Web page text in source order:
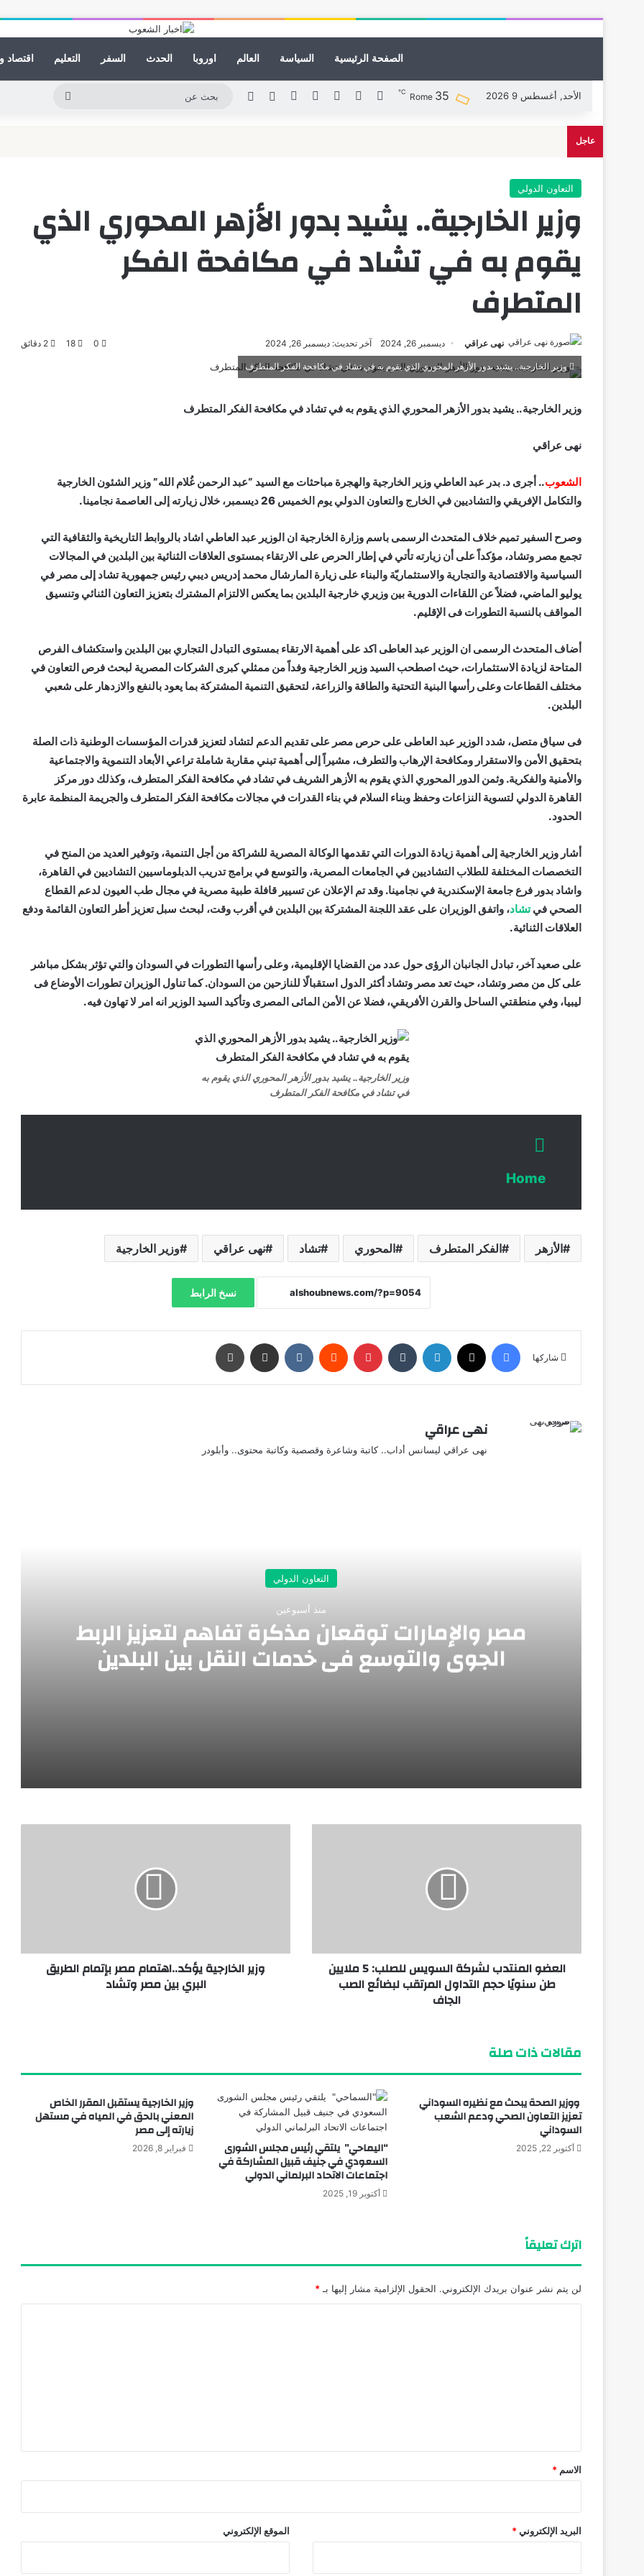
الصفحة الرئيسية السياسة العالم اوروبا الحدث السفر التعليم اقتصاد
الأحد, أغسطس 9 2026 Rome 35
℃ فيسبوك لينكدإنيوتيوب انستقراممقال عشوائي
الوضع المظلم
عاجل
التعاون الدولي
وزير الخارجية.. يشيد بدور الأزهر المحوري الذي
يقوم به في تشاد في مكافحة الفكر
المتطرف
نهى عراقي ديسمبر 26, 2024 آخر تحديث: ديسمبر 26, 2024 0
18
وزير الخارجية.. يشيد بدور الأزهر المحوري الذي يقوم به في تشاد في مكافحة الفكر المتطرف
وزير الخارجية.. يشيد بدور الأزهر المحوري الذي يقوم به في تشاد في مكافحة الفكر المتطرف
نهى عراقي
الشعوب.. أجرى د. بدر عبد العاطي وزير الخارجية والهجرة مباحثات مع السيد “عبد الرحمن غُلام الله” وزير الشئون الخارجية
والتكامل الإفريقي والتشاديين في الخارج والتعاون الدولي يوم الخميس 26 ديسمبر، خلال زيارته إلى العاصمة نجامينا.
وصرح السفير تميم خلاف المتحدث الرسمى باسم وزارة الخارجية ان الوزير عبد العاطي اشاد بالروابط التاريخية والثقافية التي
تجمع مصر وتشاد، مؤكداً على أن زيارته تأتي في إطار الحرص على الارتقاء بمستوى العلاقات الثنائية بين البلدين في المجالات
السياسية والاقتصادية والتجارية والاستثماريّة والبناء على زيارة المارشال محمد إدريس ديبي رئيس جمهورية تشاد إلى مصر في
يوليو الماضي، فضلاً عن اللقاءات الدورية بين وزيري خارجية البلدين بما يعكس الالتزام المشترك بتعزيز التعاون الثنائي وتنسيق
المواقف بالنسبة التطورات فى الإقليم.
أضاف المتحدث الرسمى ان الوزير عبد العاطى اكد على أهمية الارتقاء بمستوى التبادل التجاري بين البلدين واستكشاف الفرص
المتاحة لزيادة الاستثمارات، حيث اصطحب السيد وزير الخارجية وفداً من ممثلي كبرى الشركات المصرية لبحث فرص التعاون في
مختلف القطاعات وعلى رأسها البنية التحتية والطاقة والزراعة، لتحقيق التنمية المشتركة بما يعود بالنفع والازدهار على شعبي
البلدين.
فى سياق متصل، شدد الوزير عبد العاطى على حرص مصر على تقديم الدعم لتشاد لتعزيز قدرات المؤسسات الوطنية ذات الصلة
بتحقيق الأمن والاستقرار ومكافحة الإرهاب والتطرف، مشيراً إلى أهمية تبني مقاربة شاملة تراعي الأبعاد التنموية والاجتماعية
والأمنية والفكرية. وثمن الدور المحوري الذي يقوم به الأزهر الشريف في تشاد في مكافحة الفكر المتطرف، وكذلك دور مركز
القاهرة الدولي لتسوية النزاعات وحفظ وبناء السلام في بناء القدرات في مجالات مكافحة الفكر المتطرف والجريمة المنظمة عابرة
الحدود.
أشار وزير الخارجية إلى أهمية زيادة الدورات التي تقدمها الوكالة المصرية للشراكة من أجل التنمية، وتوفير العديد من المنح في
التخصصات المختلفة للطلاب التشاديين في الجامعات المصرية، والتوسع في برامج تدريب الدبلوماسيين التشاديين في القاهرة،
واشاد بدور فرع جامعة الإسكندرية في نجامينا. وقد تم الإعلان عن تسيير قافلة طبية مصرية في مجال طب العيون لدعم القطاع
الصحي فيتشاد، واتفق الوزيران على عقد اللجنة المشتركة بين البلدين في أقرب وقت، لبحث سبل تعزيز أطر التعاون القائمة ودفع
العلاقات الثنائية.
على صعيد آخر، تبادل الجانبان الرؤى حول عدد من القضايا الإقليمية، وعلى رأسها التطورات في السودان والتي تؤثر بشكل مباشر
على كل من مصر وتشاد، حيث تعد مصر وتشاد أكثر الدول استقبالًا للنازحين من السودان. كما تناول الوزيران تطورات الأوضاع فى
ليبيا، وفي منطقتي الساحل والقرن الأفريقي، فضلا عن الأمن المائى المصرى وتأكيد السيد الوزير انه امر لا تهاون فيه.
وزير الخارجية.. يشيد بدور الأزهر المحوري الذي يقوم به
في تشاد في مكافحة الفكر المتطرف
Home
الأزهر الفكر المتطرف المحوري تشاد نهى عراقي وزير الخارجية
نسخ الرابط
شاركها
نهى عراقي
نهى عراقي ليسانس أداب.. كاتبة وشاعرة وقصصية وكاتبة محتوى.. وأبلودر
التعاون الدولي
منذ أسبوعين
مصر والإمارات توقعان مذكرة تفاهم لتعزيز الربط
الجوي والتوسع في خدمات النقل بين البلدين
يونيو 18, 2026 العضو المنتدب لشركة السويس للصلب: 5 ملايين
طن سنويًا حجم التداول المرتقب لبضائع الصب
الجاف
وزير الخارجية يؤكد..اهتمام مصر بإتمام الطريق
البري بين مصر وتشاد
مقالات ذات صلة
ووزير الصحة يبحث مع نظيره السوداني
تعزيز التعاون الصحي ودعم الشعب
السوداني
أكتوبر 22, 2025 “اليماحي” يلتقي رئيس مجلس الشورى
السعودي في جنيف قبيل المشاركة في
اجتماعات الاتحاد البرلماني الدولي
أكتوبر 19, 2025
وزير الخارجية يستقبل المقرر الخاص
المعني بالحق في المياه في مستهل
زيارته إلى مصر
فبراير 8, 2026
اترك تعليقاً
لن يتم نشر عنوان بريدك الإلكتروني. الحقول الإلزامية مشار إليها بـ *
*
الاسم *
البريد الإلكتروني * الموقع الإلكتروني